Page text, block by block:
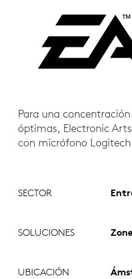
Para una
óptimas, Electronic
con micrófono Logitech
SECTOR
SOLUCIONES
UBICACIÓN